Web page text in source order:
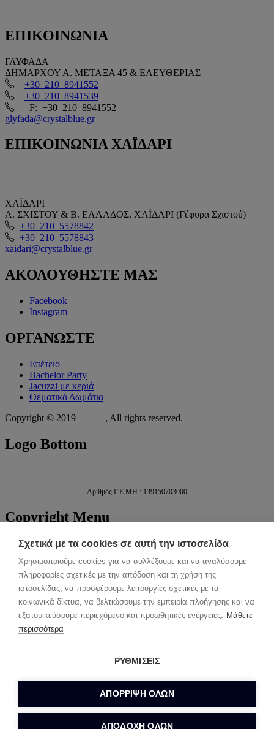
ΕΠΙΚΟΙΝΩΝΙΑ
ΓΛΥΦΑΔΑ
ΔΗΜΑΡΧΟΥ Α. ΜΕΤΑΞΑ 45 & ΕΛΕΥΘΕΡΙΑΣ
+30 210 8941552
+30 210 8941539
F: +30 210 8941552
glyfada@crystalblue.gr
ΕΠΙΚΟΙΝΩΝΙΑΧΑΪΔΑΡΙ
ΧΑΪΔΑΡΙ
Λ. ΣΧΙΣΤΟΥ & Β. ΕΛΛΑΔΟΣ, ΧΑΪΔΑΡΙ (Γέφυρα Σχιστού)
+30 210 5578842
+30 210 5578843
xaidari@crystalblue.gr
ΑΚΟΛΟΥΘΗΣΤΕ ΜΑΣ
Facebook
Instagram
ΟΡΓΑΝΩΣΤΕ
Επέτειο
Bachelor Party
Jacuzzi με κεριά
Θεματικά Δωμάτια
Copyright © 2019
, All rights reserved.
Logo Bottom
Αριθμός Γ.Ε.ΜΗ.: 139150703000
Copyright Menu
ΑΡΧΙΚΗ
ΓΛΥΦΑΔΑ
ΧΑΪΔΑΡΙ
ΗΜΙΔΙΑΜΟΝΗ
ΥΠΗΡΕΣΙΕΣ
ΤΙΜΟΚΑΤΑΛΟΓΟΣ
ΕΠΙΚΟΙΝΩΝΙΑ
ΓΛΥΦΑΔΑ
ΗΜΙΔΙΑΜΟΝΗ
Σχετικά με τα cookies σε αυτή την ιστοσελίδα
Χρησιμοποιούμε cookies για να συλλέξουμε και να αναλύσουμε
πληροφορίες σχετικές με την απόδοση και τη χρήση της
ιστοσελίδας, να προσφέρουμε λειτουργίες σχετικές με τα
κοινωνικά δίκτυα, να βελτιώσουμε την εμπειρία πλοήγησης και να
εξατομικεύσουμε περιεχόμενο και προωθητικές ενέργειες. Μάθετε
περισσότερα
ΡΥΘΜΙΣΕΙΣ
ΑΠΌΡΡΙΨΗ ΌΛΩΝ
ΑΠΟΔΟΧΗ ΟΛΩΝ